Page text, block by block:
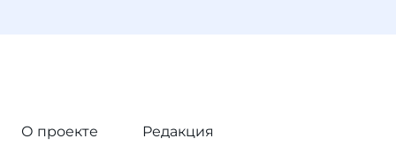
О проекте
Редакция